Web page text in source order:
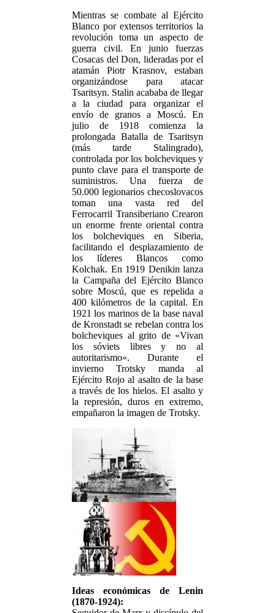
Mientras se combate al Ejército
Blanco por extensos territorios la
revolución toma un aspecto de
guerra civil. En junio fuerzas
Cosacas del Don, lideradas por el
atamán Piotr Krasnov, estaban
organizándose para atacar
Tsaritsyn. Stalin acababa de llegar
a la ciudad para organizar el
envío de granos a Moscú. En
julio de 1918 comienza la
prolongada Batalla de Tsaritsyn
(más tarde Stalingrado),
controlada por los bolcheviques y
punto clave para el transporte de
suministros. Una fuerza de
50.000 legionarios checoslovacos
toman una vasta red del
Ferrocarril Transiberiano Crearon
un enorme frente oriental contra
los bolcheviques en Siberia,
facilitando el desplazamiento de
los líderes Blancos como
Kolchak. En 1919 Denikin lanza
la Campaña del Ejército Blanco
sobre Moscú, que es repelida a
400 kilómetros de la capital. En
1921 los marinos de la base naval
de Kronstadt se rebelan contra los
bolcheviques al grito de «Vivan
los sóviets libres y no al
autoritarismo». Durante el
invierno Trotsky manda al
Ejército Rojo al asalto de la base
a través de los hielos. El asalto y
la represión, duros en extremo,
empañaron la imagen de Trotsky.
Ideas económicas de Lenin
(1870-1924):